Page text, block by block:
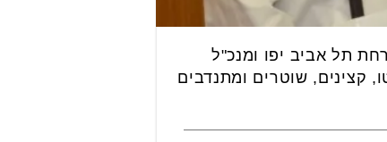
תל אביב יפו ומנכ"ל
קצינים, שוטרים ומתנדבים